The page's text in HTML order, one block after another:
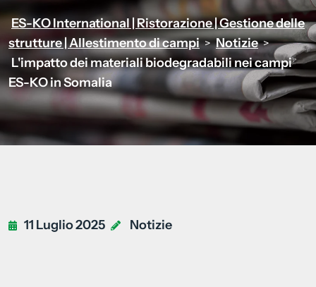
ES-KO International | Ristorazione | Gestione delle
strutture | Allestimento di campi > Notizie >
L'impatto dei materiali biodegradabili nei campi
ES-KO in Somalia
11 Luglio 2025 Notizie